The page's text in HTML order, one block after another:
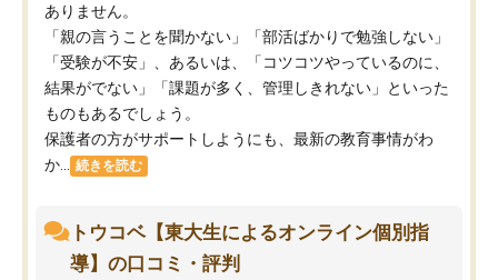
ありません。
「親の言うことを聞かない」「部活ばかりで勉強しない」
「受験が不安」、あるいは、「コツコツやっているのに、
結果がでない」「課題が多く、管理しきれない」といった
ものもあるでしょう。
保護者の方がサポートしようにも、最新の教育事情がわ
か...
続きを読む
トウコベ【東大生によるオンライン個別指
導】の口コミ・評判